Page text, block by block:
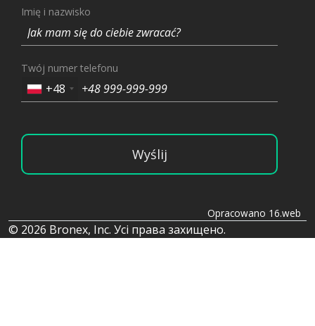
Imię i nazwisko
Twój numer telefonu
+48
Wyślij
Opracowano 16.web
© 2026 Bronex, Inc. Усі права захищено.